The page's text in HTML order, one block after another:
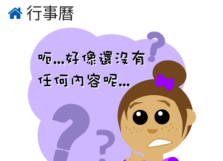
 行事曆